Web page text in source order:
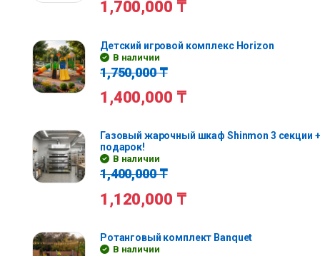
1,700,000 ₸
Детский игровой комплекс Horizon
В наличии
1,750,000₸
1,400,000 ₸
Газовый жарочный шкаф Shinmon 3 секции
подарок!
В наличии
1,400,000₸
1,120,000 ₸
Ротанговый комплект Banquet
В наличии